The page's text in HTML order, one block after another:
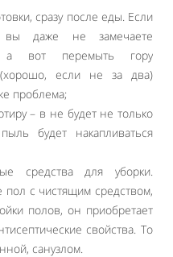
сразу после еды. Если
даже не замечаете
а вот перемыть гору
если не за два)
проблема;
– в не будет не только
будет накапливаться
средства для уборки.
с чистящим средством,
полов, он приобретает
свойства. То
санузлом.